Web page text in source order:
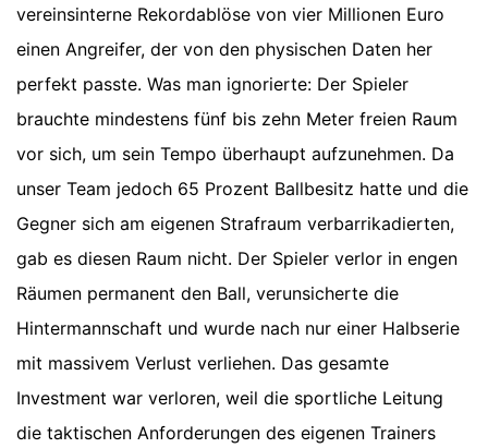
vereinsinterne Rekordablöse von vier Millionen Euro
einen Angreifer, der von den physischen Daten her
perfekt passte. Was man ignorierte: Der Spieler
brauchte mindestens fünf bis zehn Meter freien Raum
vor sich, um sein Tempo überhaupt aufzunehmen. Da
unser Team jedoch 65 Prozent Ballbesitz hatte und die
Gegner sich am eigenen Strafraum verbarrikadierten,
gab es diesen Raum nicht. Der Spieler verlor in engen
Räumen permanent den Ball, verunsicherte die
Hintermannschaft und wurde nach nur einer Halbserie
mit massivem Verlust verliehen. Das gesamte
Investment war verloren, weil die sportliche Leitung
die taktischen Anforderungen des eigenen Trainers